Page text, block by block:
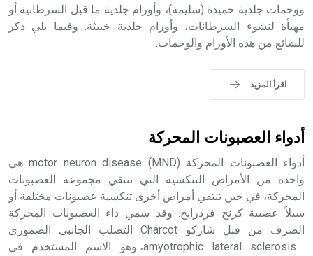
الملوك الذين حكموا مدينة إديسا (الرها) من أبجر الأول وحتى
التاسع، وهم ينتسبون إلى أسرة أوسروين
حيث تقتصر القيمة الصوتية للعلامة الك
ووحمات جلدية حميدة (سليمة)، وأورام جلدية ما قبل السرطانية أو
مهيأة لنشوء السرطانات، وأورام جلدية خبيثة. وفيما يلي ذكر
للشائع من هذه الأورام والوحمات.
اقرأ المزيد
أدواء العصبونات المحركة
أدواء العصبونات المحركة motor neuron disease (MND) هي
واحدة من الأمراض التنكسية التي تنتقي مجموعة العصبونات
المحركة، في حين تنتقي أمراض أخرى تنكسية عصبونات مختلفة أو
سبلاً عصبية كرنح فردرايخ. وقد سمي داء العصبونات المحركة
الصرف من قبل شاركو Charcot التصلب الجانبي الضموري
amyotrophic lateral sclerosis، وهو الاسم المستخدم في